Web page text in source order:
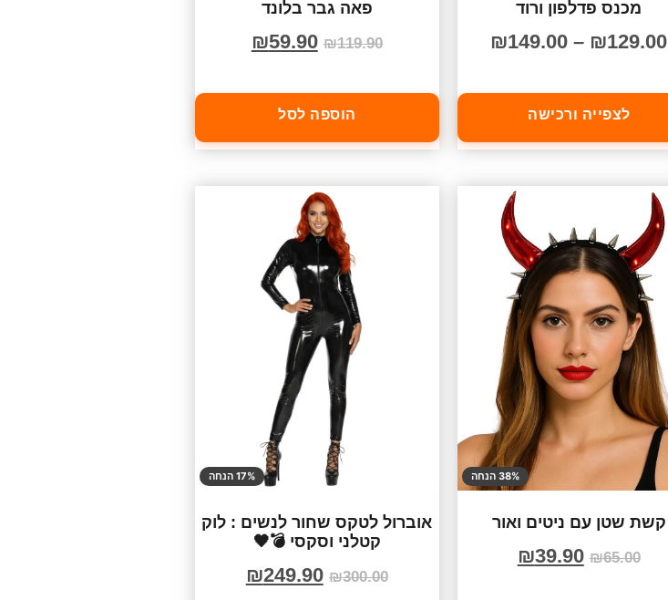
מכנס פדלפון ורוד
₪129.00
–
₪149.00
לצפייה ורכישה
פאה גבר בלונד
₪119.90
₪59.90
הוספה לסל
38% הנחה
קשת שטן עם ניטים ואור
₪65.00
₪39.90
17% הנחה
אוברול לטקס שחור לנשים : לוק
קטלני וסקסי 💣🖤
₪300.00
₪249.90